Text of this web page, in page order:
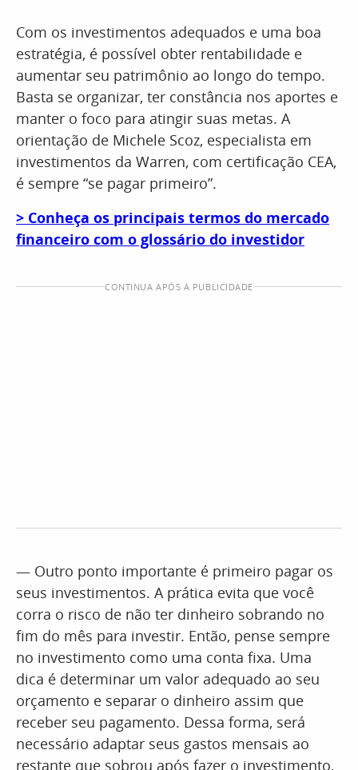
Com os investimentos adequados e uma boa
estratégia, é possível obter rentabilidade e
aumentar seu patrimônio ao longo do tempo.
Basta se organizar, ter constância nos aportes e
manter o foco para atingir suas metas. A
orientação de Michele Scoz, especialista em
investimentos da Warren, com certificação CEA,
é sempre “se pagar primeiro”.
> Conheça os principais termos do mercado
financeiro com o glossário do investidor
CONTINUA APÓS A PUBLICIDADE
— Outro ponto importante é primeiro pagar os
seus investimentos. A prática evita que você
corra o risco de não ter dinheiro sobrando no
fim do mês para investir. Então, pense sempre
no investimento como uma conta fixa. Uma
dica é determinar um valor adequado ao seu
orçamento e separar o dinheiro assim que
receber seu pagamento. Dessa forma, será
necessário adaptar seus gastos mensais ao
restante que sobrou após fazer o investimento,